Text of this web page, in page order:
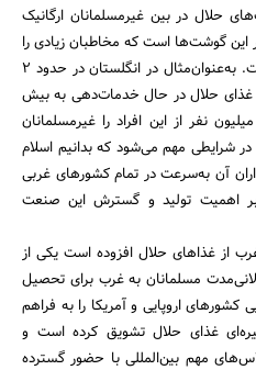
حلال در بین غیرمسلمانان ارگانیک
گوشت‌ها است که مخاطبان زیادی را
به سبک زندگی اسلامی سوق داده است. به‌عنوان‌مثال در انگلستان در حدود 2
غذای حلال در حال خدمات‌دهی به بیش
از 6 میلیون نفر است که مسلماً 4 میلیون نفر از این افراد را غیرمسلمانان
مهم می‌شود که بدانیم اسلام
آن به‌سرعت در تمام کشورهای غربی
بر اهمیت تولید و گسترش این صنعت
از غذاهای حلال افزوده است یکی از
مسلمانان به غرب برای تحصیل
کشورهای اروپایی و آمریکا را به فراهم
غذای حلال تشویق کرده است و
مهم بین‌المللی با حضور گسترده